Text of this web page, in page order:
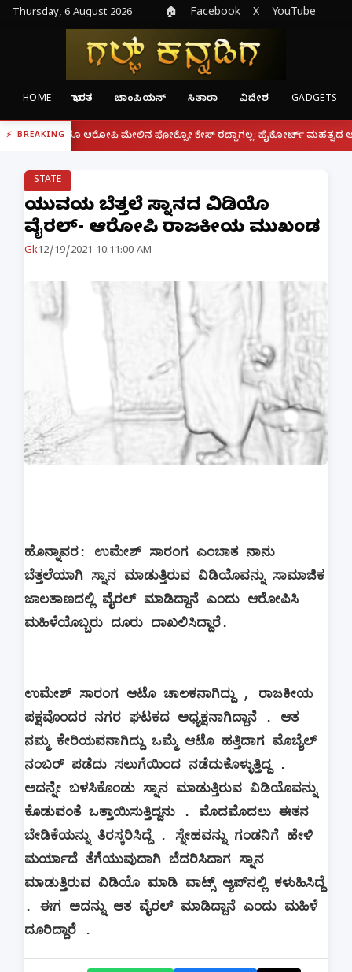
Thursday, 6 August 2026 🏠 Facebook X YouTube
HOME ಭಾರತ ಚಾಂಪಿಯನ್ ಸಿತಾರಾ ವಿದೇಶ GADGETS
BREAKING
ಆರೋಪಿ ಮೇಲಿನ ಪೋಕ್ಸೋ ಕೇಸ್ ರದ್ದಾಗಲ್ಲ: ಹೈಕೋರ್ಟ್ ಮಹತ್ವದ ಆದೇಶ |
STATE
ಯುವತಿಯ ಬೆತ್ತಲೆ ಸ್ನಾನದ ವಿಡಿಯೊ
ವೈರಲ್- ಆರೋಪಿ ರಾಜಕೀಯ ಮುಖಂಡ
Gk12/19/2021 10:11:00 AM
ಹೊನ್ನಾವರ: ಉಮೇಶ್ ಸಾರಂಗ ಎಂಬಾತ ನಾನು
ಬೆತ್ತಲೆಯಾಗಿ ಸ್ನಾನ ಮಾಡುತ್ತಿರುವ ವಿಡಿಯೊವನ್ನು ಸಾಮಾಜಿಕ
ಜಾಲತಾಣದಲ್ಲಿ ವೈರಲ್ ಮಾಡಿದ್ದಾನೆ ಎಂದು ಆರೋಪಿಸಿ
ಮಹಿಳೆಯೊಬ್ಬರು ದೂರು ದಾಖಲಿಸಿದ್ದಾರೆ.
ಉಮೇಶ್ ಸಾರಂಗ ಆಟೊ ಚಾಲಕನಾಗಿದ್ದು , ರಾಜಕೀಯ
ಪಕ್ಷವೊಂದರ ನಗರ ಘಟಕದ ಅಧ್ಯಕ್ಷನಾಗಿದ್ದಾನೆ . ಆತ
ನಮ್ಮ ಕೇರಿಯವನಾಗಿದ್ದು ಒಮ್ಮೆ ಆಟೊ ಹತ್ತಿದಾಗ ಮೊಬೈಲ್
ನಂಬರ್ ಪಡೆದು ಸಲುಗೆಯಿಂದ ನಡೆದುಕೊಳ್ಳುತ್ತಿದ್ದ .
ಅದನ್ನೇ ಬಳಸಿಕೊಂಡು ಸ್ನಾನ ಮಾಡುತ್ತಿರುವ ವಿಡಿಯೊವನ್ನು
ಕೊಡುವಂತೆ ಒತ್ತಾಯಿಸುತ್ತಿದ್ದನು . ಮೊದಮೊದಲು ಈತನ
ಬೇಡಿಕೆಯನ್ನು ತಿರಸ್ಕರಿಸಿದ್ದೆ . ಸ್ನೇಹವನ್ನು ಗಂಡನಿಗೆ ಹೇಳಿ
ಮರ್ಯಾದೆ ತೆಗೆಯುವುದಾಗಿ ಬೆದರಿಸಿದಾಗ ಸ್ನಾನ
ಮಾಡುತ್ತಿರುವ ವಿಡಿಯೊ ಮಾಡಿ ವಾಟ್ಸ್ ಆ್ಯಪ್‌ನಲ್ಲಿ ಕಳುಹಿಸಿದ್ದೆ
. ಈಗ ಅದನ್ನು ಆತ ವೈರಲ್ ಮಾಡಿದ್ದಾನೆ ಎಂದು ಮಹಿಳೆ
ದೂರಿದ್ದಾರೆ .